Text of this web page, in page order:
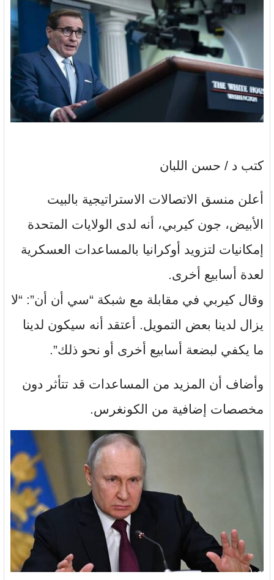
كتب د / حسن اللبان
أعلن منسق الاتصالات الاستراتيجية بالبيت
الأبيض، جون كيربي، أنه لدى الولايات المتحدة
إمكانيات لتزويد أوكرانيا بالمساعدات العسكرية
لعدة أسابيع أخرى.
وقال كيربي في مقابلة مع شبكة “سي أن أن”: “لا
يزال لدينا بعض التمويل. أعتقد أنه سيكون لدينا
ما يكفي لبضعة أسابيع أخرى أو نحو ذلك”.
وأضاف أن المزيد من المساعدات قد تتأثر دون
مخصصات إضافية من الكونغرس.